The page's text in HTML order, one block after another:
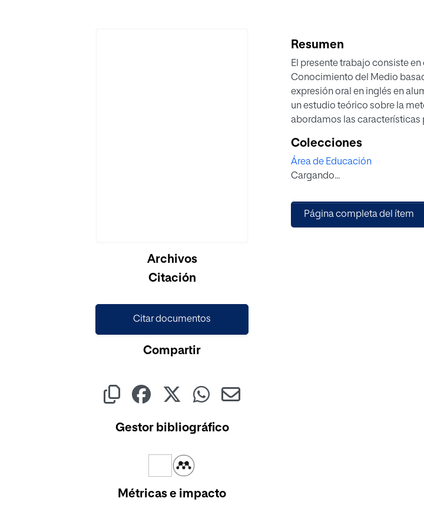
Archivos
Citación
Citar documentos
Compartir
Gestor bibliográfico
Métricas e impacto
Resumen
El presente trabajo consiste
Conocimiento del Medio
expresión oral en inglés en
un estudio teórico sobre la
abordamos las características
la integración de las TIC en el
se trate de una metodología
LE, el andamiaje, el uso de la
Colecciones
Área de Educación
Cargando...
Página completa del ítem